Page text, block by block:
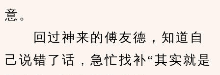
意。
回过神来的傅友德，知道自
己说错了话，急忙找补“其实就是